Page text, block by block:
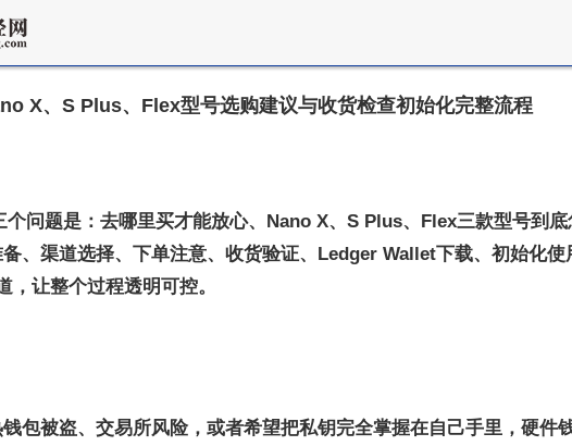
X、S Plus、Flex型号选购建议与收货检查初始化完整流程
问题是：去哪里买才能放心、Nano X、S Plus、Flex三款型号到
、渠道选择、下单注意、收货验证、Ledger Wallet下载、初始化
让整个过程透明可控。
包被盗、交易所风险，或者希望把私钥完全掌握在自己手里，硬件